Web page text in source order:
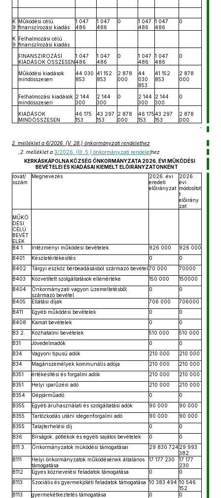
K
9
Működési célú
finanszírozási kiadás
1 047
486
1 047
486
0
1 047
486
1 047
486
0
K
9
Felhalmozási célú
finanszírozási kiadás
FINANSZIROZÁSI
KIADÁSOK ÖSSZESEN
1 047
486
1 047
486
0
1 047
486
1 047
486
0
Működési kiadások
mindösszesen
44 030
853
41 152
853
2 878
000
44
030
853
41 152
853
2 878
000
Felhalmozási kiadások
mindösszesen
2 144
300
2 144
300
0
2 144
300
2 144
300
0
KIADÁSOK
MINDÖSSZESEN
46 175
153
43 297
153
2 878
000
46 175
153
43 297
153
2 878
000
”
2. melléklet a 6/2026. (V. 28.) önkormányzati rendelethez
2. melléklet a 3/2026. (III. 5.) önkormányzati rendelethez
KERKÁSKÁPOLNA KÖZSÉG ÖNKORMÁNYZATA 2026. ÉVI MŰKÖDÉSI
BEVÉTELEI ÉS KIADÁSAI KIEMELT ELŐIRÁNYZATONKÉNT
rovat/
sszám
Megnevezés
2026. évi
eredeti
előirányzat
2026.
évi
módosítot
t
előirány
zat
MŰKÖ
DÉSI
CÉLÚ
BEVÉT
ELEK
B4 1.
Intézményi működési bevételek 926 000
926 000
B401
Készletértékesítés 0
0
B402
Tárgyi eszköz bérbeadásásból származó bevétel 70 000
70000
B403
Közvetített szolgáltatások ellenértéke 150 000
150000
B404
Önkormányzati vagyon üzemeltetésből
származó bevétel
0 0
B405 Ellátási díjak 706 000
706000
B411
Egyéb működési bevételek 0
0
B408
Kamat bevételek 0
0
B3 2.
Közhatalmi bevételek 510 000
510 000
B31
Jövedelmadók 0
0
B34
Vagyoni tipusú adók 210 000
210 000
B34
Magánszemélyek kommunális adója 210 000
210 000
B351
értékesítési és forgalmi adók 210 000
210 000
B351
Helyi iparűzési adó 210 000
210 000
B354
Gépjárműadó 0
0
B355
Egyéb áruhasználati és szolgáltatási adók 90 000
90 000
B355
Tartózkodás utáni idegenforgalmi adó 90 000
90 000
B355
Talajterhelési díj 0
0
B36
Bírságok, pótlékok és egyéb sajátos bevételek 0
0
B11 3.
Önkormányzatok müködési támogatásai 29 830 724 29 993
382
B111
Helyi önkormányzatok működésének általános
támogatása
17 177 230
17 177
230
B112
Egyes köznevelési feladatok támogatása 0
0
B113
Szociális és gyermekjóléti feladatok támogatása 10 383 494 10 546
152
B113
gyermekétkeztetés támogatása 0
0